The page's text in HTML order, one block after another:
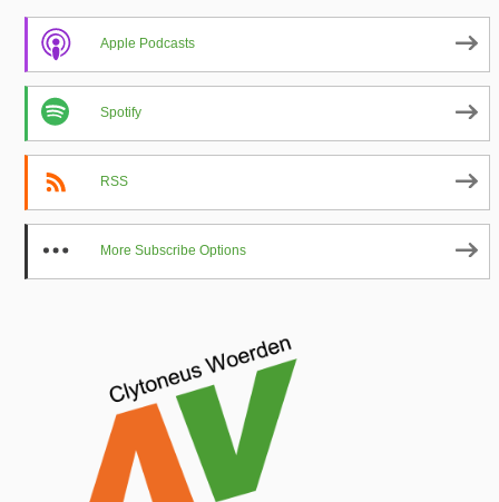
Apple Podcasts
Spotify
RSS
More Subscribe Options